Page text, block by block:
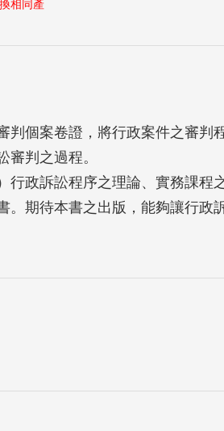
相同產
判個案卷證，將行政案件之審判
審判之過程。
行政訴訟程序之理論、實務課程
。期待本書之出版，能夠讓行政
行卷宗改寫，復由編輯小組校對